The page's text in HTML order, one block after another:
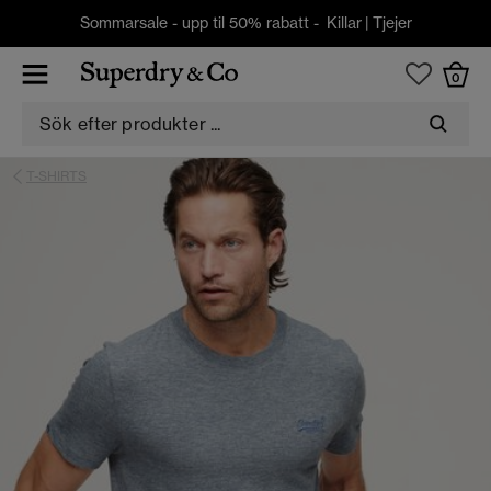
Sommarsale - upp til 50% rabatt - Killar| Tjejer
0